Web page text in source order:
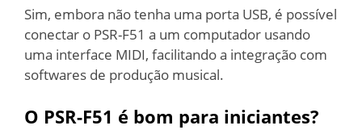
Sim, embora não tenha uma porta USB, é possível
conectar o PSR-F51 a um computador usando
uma interface MIDI, facilitando a integração com
softwares de produção musical.
O PSR-F51 é bom para iniciantes?